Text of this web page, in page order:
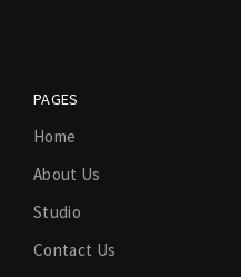
PAGES
Home
About Us
Studio
Contact Us